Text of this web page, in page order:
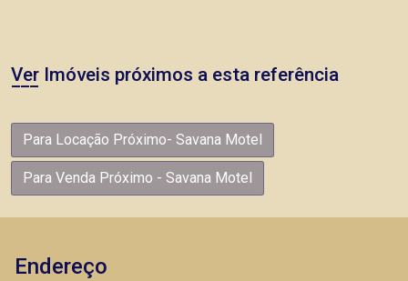
Ver Imóveis próximos a esta referência
Para Locação Próximo- Savana Motel
Para Venda Próximo - Savana Motel
Endereço